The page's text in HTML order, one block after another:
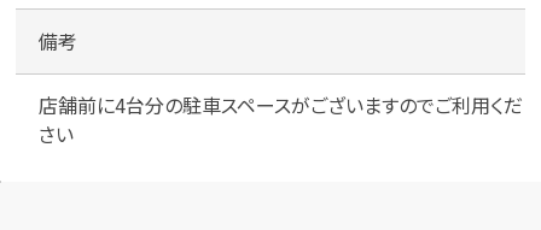
備考
店舗前に4台分の駐車スペースがございますのでご利用くだ
さい